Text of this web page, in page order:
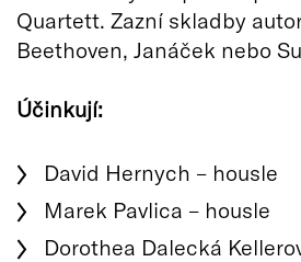
Quartett. Zazní skladby
Beethoven, Janáček nebo
Účinkují:
David Hernych – housle
Marek Pavlica – housle
Dorothea Dalecká